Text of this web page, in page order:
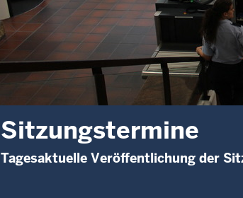
Sitzungstermine
Tagesaktuelle Veröffentlichung der